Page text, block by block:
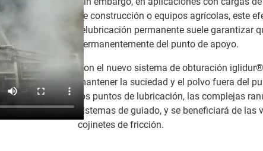
de construcción o equipos agrícolas, este
relubricación permanente suele garantizar
permanentemente del punto de apoyo.
Con el nuevo sistema de obturación
mantener la suciedad y el polvo fuera del
los puntos de lubricación, las complejas
sistemas de guiado, y se beneficiará de
cojinetes de fricción.